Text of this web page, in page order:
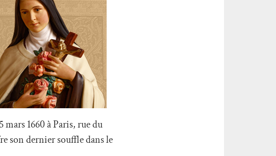
mars 1660 à Paris, rue du
son dernier souffle dans le